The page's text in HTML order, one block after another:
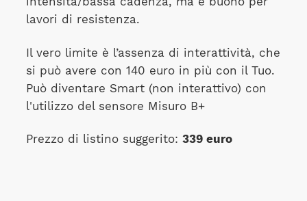
lavori di resistenza.
Il vero limite è l’assenza di interattività, che
si può avere con 140 euro in più con il Tuo.
Può diventare Smart (non interattivo) con
l'utilizzo del sensore Misuro B+
Prezzo di listino suggerito: 339 euro